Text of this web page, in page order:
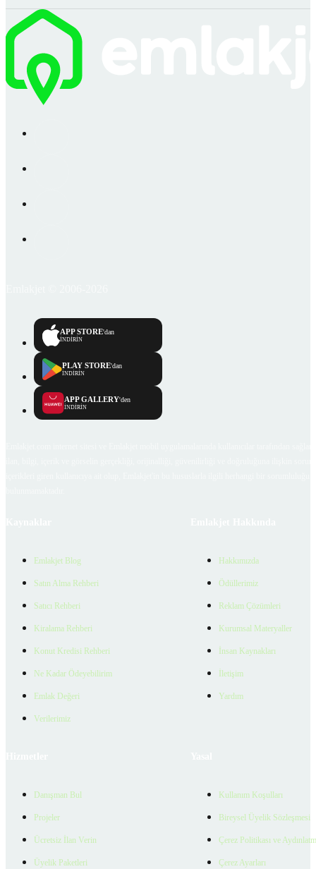
APP STORE'dan
İNDİRİN
PLAY STORE'dan
İNDİRİN
APP GALLERY'den
İNDİRİN
Emlakjet Blog
Satın Alma Rehberi
Satıcı Rehberi
Kiralama Rehberi
Konut Kredisi Rehberi
Ne Kadar Ödeyebilirim
Emlak Değeri
Verilerimiz
Hakkımızda
Ödüllerimiz
Reklam Çözümleri
Kurumsal Materyaller
İnsan Kaynakları
İletişim
Yardım
Danışman Bul
Projeler
Ücretsiz İlan Verin
Üyelik Paketleri
Kullanım Koşulları
Bireysel Üyelik Sözleşmesi
Çerez Politikası ve
Çerez Ayarları